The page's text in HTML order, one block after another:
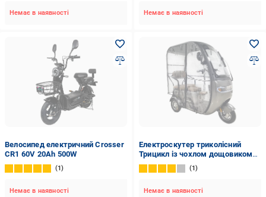
Немає в наявності Немає в наявності
Велосипед електричний Crosser
CR1 60V 20Ah 500W
1
Немає в наявності
Електроскутер триколісний
Трицикл із чохлом дощовиком
Crosser TR3 800W/72V/20Ah
Сірий
1
Немає в наявності